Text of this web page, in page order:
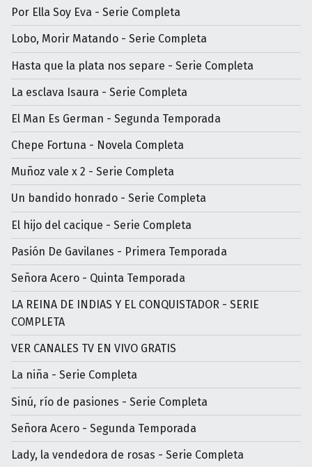
Por Ella Soy Eva - Serie Completa
Lobo, Morir Matando - Serie Completa
Hasta que la plata nos separe - Serie Completa
La esclava Isaura - Serie Completa
El Man Es German - Segunda Temporada
Chepe Fortuna - Novela Completa
Muñoz vale x 2 - Serie Completa
Un bandido honrado - Serie Completa
El hijo del cacique - Serie Completa
Pasión De Gavilanes - Primera Temporada
Señora Acero - Quinta Temporada
LA REINA DE INDIAS Y EL CONQUISTADOR - SERIE
COMPLETA
VER CANALES TV EN VIVO GRATIS
La niña - Serie Completa
Sinú, río de pasiones - Serie Completa
Señora Acero - Segunda Temporada
Lady, la vendedora de rosas - Serie Completa